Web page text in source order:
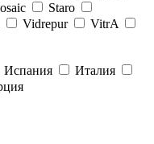
Staro
Vidrepur
VitrA
Испания
Италия